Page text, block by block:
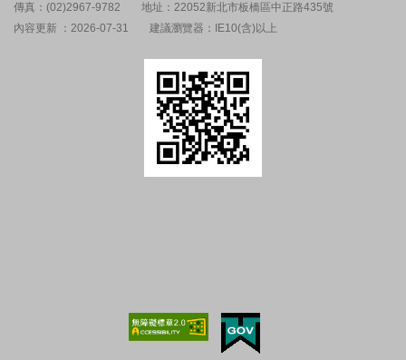
傳真：(02)2967-9782
地址：22052新北市板橋區中正路435號
內容更新 ：2026-07-31
建議瀏覽器：IE10(含)以上